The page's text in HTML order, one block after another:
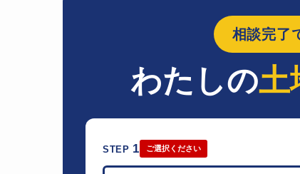
相談完了
わたしの土
STEP 1 ご選択ください